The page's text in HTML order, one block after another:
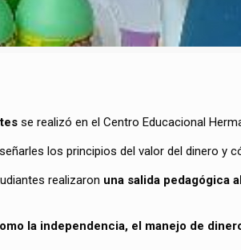
se realizó en el Centro Educacional
los principios del valor del dinero y
realizaron una salida pedagógica
la independencia, el manejo de